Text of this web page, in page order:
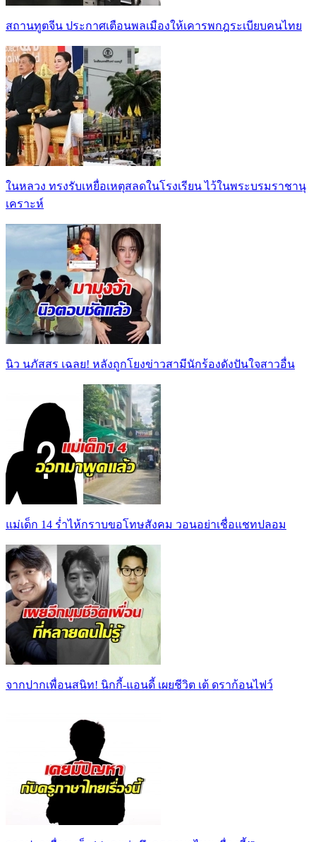
สถานทูตจีน ประกาศเตือนพลเมืองให้เคารพกฎระเบียบคนไทย
ในหลวง ทรงรับเหยื่อเหตุสลดในโรงเรียน ไว้ในพระบรมราชานุ
เคราะห์
นิว นภัสสร เฉลย! หลังถูกโยงข่าวสามีนักร้องดังปันใจสาวอื่น
แม่เด็ก 14 ร่ำไห้กราบขอโทษสังคม วอนอย่าเชื่อแชทปลอม
จากปากเพื่อนสนิท! นิกกี้-แอนดี้ เผยชีวิต เต้ ดราก้อนไฟว์